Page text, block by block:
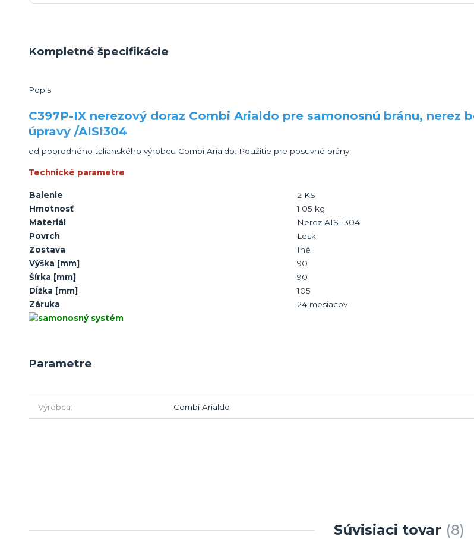
Kompletné špecifikácie
Popis:
C397P-IX nerezový doraz Combi Arialdo pre samonosnú bránu, nerez
úpravy /AISI304
od popredného talianského výrobcu Combi Arialdo. Použitie pre posuvné brány.
Technické parametre
Balenie
2 KS
Hmotnosť
1.05 kg
Materiál
Nerez AISI 304
Povrch
Lesk
Zostava
Iné
Výška [mm]
90
Šírka [mm]
90
Dĺžka [mm]
105
Záruka
24 mesiacov
Parametre
Výrobca Combi Arialdo
Súvisiaci tovar 8